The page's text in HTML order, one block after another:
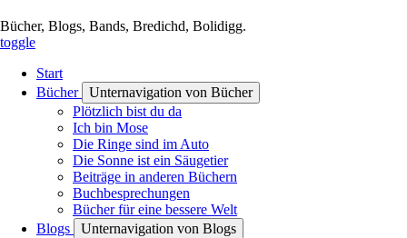
Bücher, Blogs, Bands, Bredichd, Bolidigg.
toggle
Start
Bücher
Unternavigation von Bücher
Plötzlich bist du da
Ich bin Mose
Die Ringe sind im Auto
Die Sonne ist ein Säugetier
Beiträge in anderen Büchern
Buchbesprechungen
Bücher für eine bessere Welt
Blogs
Unternavigation von Blogs